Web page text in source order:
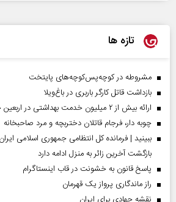
تازه ها
مشروطه در کوچه‌پس‌کوچه‌های پایتخت
بازداشت قاتل کارگر باربری در باغ‌ویلا
ارائه بیش از ۲ میلیون خدمت بهداشتی در اربعین حسینی
چوبه دار، فرجام قاتلان دختربچه و مرد صاحبخانه
ببینید | فرمانده کل انتظامی جمهوری اسلامی
بازگشت آخرین زائر به منزل ادامه دارد
پاسخ قانون به خشونت در قاب اینستاگرام
راز ماندگاری پرواز یک قهرمان